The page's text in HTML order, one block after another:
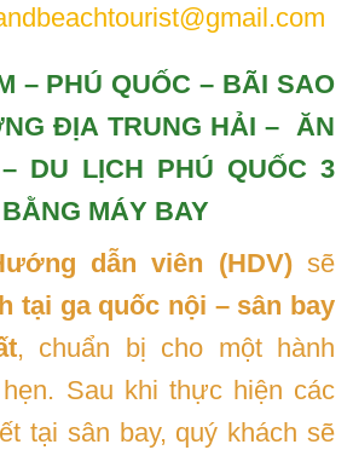
– PHÚ QUỐC – BÃI SAO
ĐỊA TRUNG HẢI – ĂN
DU LỊCH PHÚ QUỐC 3
MÁY BAY
dẫn viên (HDV)sẽ
tại ga quốc nội – sân bay
, chuẩn bị cho một hành
Sau khi thực hiện các
tại sân bay, quý khách sẽ